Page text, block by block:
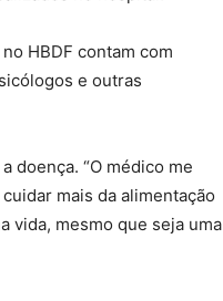
HBDF contam com
e outras
doença. “O médico me
mais da alimentação
vida, mesmo que seja uma